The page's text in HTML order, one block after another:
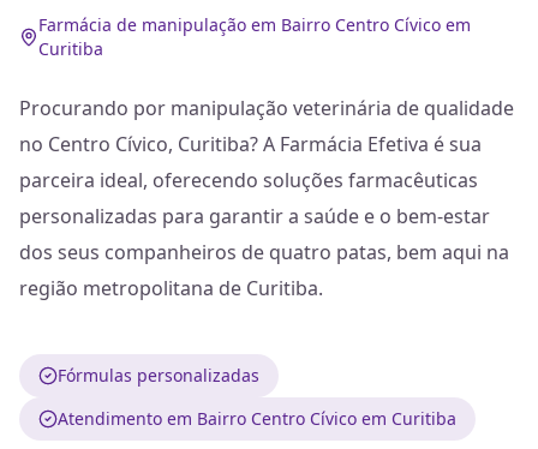
Farmácia de manipulação em Bairro Centro Cívico em
Curitiba
Procurando por manipulação veterinária de qualidade
no Centro Cívico, Curitiba? A Farmácia Efetiva é sua
parceira ideal, oferecendo soluções farmacêuticas
personalizadas para garantir a saúde e o bem-estar
dos seus companheiros de quatro patas, bem aqui na
região metropolitana de Curitiba.
Fórmulas personalizadas
Atendimento em Bairro Centro Cívico em Curitiba